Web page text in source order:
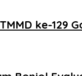
ke-129